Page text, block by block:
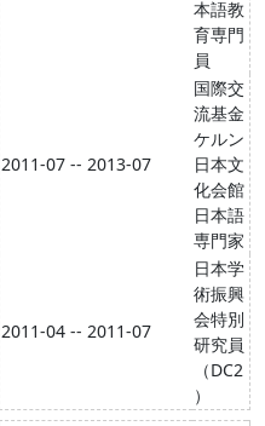
本語教
育専門
員
2011-07 -- 2013-07
国際交
流基金
ケルン
日本文
化会館
日本語
専門家
2011-04 -- 2011-07
日本学
術振興
会特別
研究員
（DC2
）